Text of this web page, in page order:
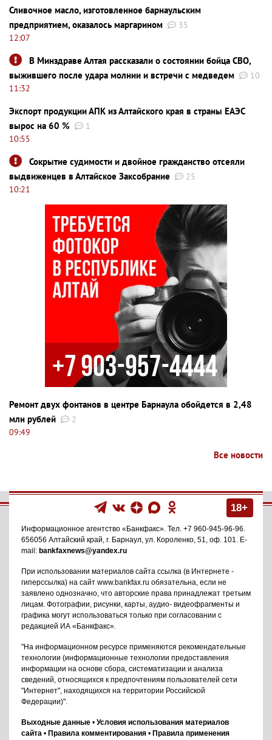
Сливочное масло, изготовленное барнаульским
предприятием, оказалось маргарином
35
12:07
В Минздраве Алтая рассказали о состоянии бойца СВО,
выжившего после удара молнии и встречи с медведем
10
11:32
Экспорт продукции АПК из Алтайского края в страны ЕАЭС
вырос на 60 %
1
10:55
Сокрытие судимости и двойное гражданство отсеяли
выдвиженцев в Алтайское Заксобрание
25
10:21
Ремонт двух фонтанов в центре Барнаула обойдется в 2,48
млн рублей
2
09:49
Все новости
18+
Информационное агентство «Банкфакс». Тел. +7 960-945-96-96.
656056 Алтайский край, г. Барнаул, ул. Короленко, 51, оф. 101. E-
mail: bankfaxnews@yandex.ru
При использовании материалов сайта ссылка (в Интернете -
гиперссылка) на сайт www.bankfax.ru обязательна, если не
заявлено однозначно, что авторские права принадлежат третьим
лицам. Фотографии, рисунки, карты, аудио- видеофрагменты и
графика могут использоваться только при согласовании с
редакцией ИА «Банкфакс».
"На информационном ресурсе применяются рекомендательные
технологии (информационные технологии предоставления
информации на основе сбора, систематизации и анализа
сведений, относящихся к предпочтениям пользователей сети
"Интернет", находящихся на территории Российской
Федерации)".
Выходные данные • Условия использования материалов
сайта • Правила комментирования • Правила применения